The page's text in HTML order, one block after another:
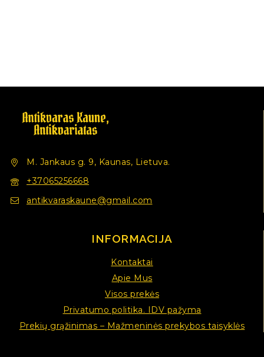
M. Jankaus g. 9, Kaunas, Lietuva.
+37065256668
antikvaraskaune@gmail.com
INFORMACIJA
Kontaktai
Apie Mus
Visos prekės
Privatumo politika. IDV pažyma
Prekių grąžinimas – Mažmeninės prekybos taisyklės